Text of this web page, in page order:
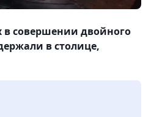
в совершении двойного
в столице,